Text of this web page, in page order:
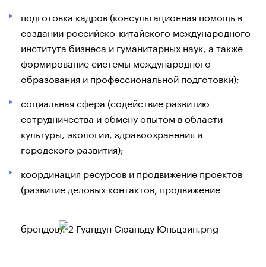
подготовка кадров (консультационная помощь в
создании российско-китайского международного
института бизнеса и гуманитарных наук, а также
формирование системы международного
образования и профессиональной подготовки);
социальная сфера (содействие развитию
сотрудничества и обмену опытом в области
культуры, экологии, здравоохранения и
городского развития);
координация ресурсов и продвижение проектов
(развитие деловых контактов, продвижение
брендов).